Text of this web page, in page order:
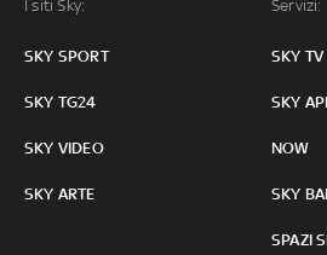
I siti Sky:
SKY SPORT
SKY TG24
SKY VIDEO
SKY ARTE
Servizi:
SKY TV
SKY
NOW
SKY
SPAZI